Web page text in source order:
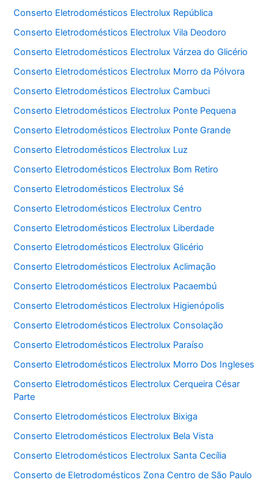
Conserto Eletrodomésticos Electrolux República
Conserto Eletrodomésticos Electrolux Vila Deodoro
Conserto Eletrodomésticos Electrolux Várzea do Glicério
Conserto Eletrodomésticos Electrolux Morro da Pólvora
Conserto Eletrodomésticos Electrolux Cambuci
Conserto Eletrodomésticos Electrolux Ponte Pequena
Conserto Eletrodomésticos Electrolux Ponte Grande
Conserto Eletrodomésticos Electrolux Luz
Conserto Eletrodomésticos Electrolux Bom Retiro
Conserto Eletrodomésticos Electrolux Sé
Conserto Eletrodomésticos Electrolux Centro
Conserto Eletrodomésticos Electrolux Liberdade
Conserto Eletrodomésticos Electrolux Glicério
Conserto Eletrodomésticos Electrolux Aclimação
Conserto Eletrodomésticos Electrolux Pacaembú
Conserto Eletrodomésticos Electrolux Higienópolis
Conserto Eletrodomésticos Electrolux Consolação
Conserto Eletrodomésticos Electrolux Paraíso
Conserto Eletrodomésticos Electrolux Morro Dos Ingleses
Conserto Eletrodomésticos Electrolux Cerqueira César
Parte
Conserto Eletrodomésticos Electrolux Bixiga
Conserto Eletrodomésticos Electrolux Bela Vista
Conserto Eletrodomésticos Electrolux Santa Cecília
Conserto de Eletrodomésticos Zona Centro de São Paulo